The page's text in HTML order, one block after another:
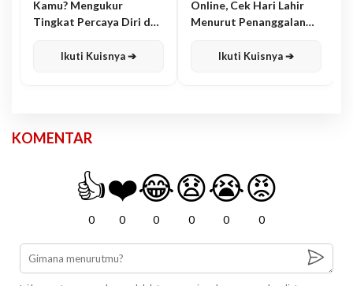
Kamu? Mengukur
Tingkat Percaya Diri dan
Ikuti Kuisnya ➔
Online, Cek Hari Lahir
Menurut Penanggalan
Ikuti Kuisnya ➔
KOMENTAR
👍
0
❤️
0
😂
0
😧
0
😭
0
😡
0